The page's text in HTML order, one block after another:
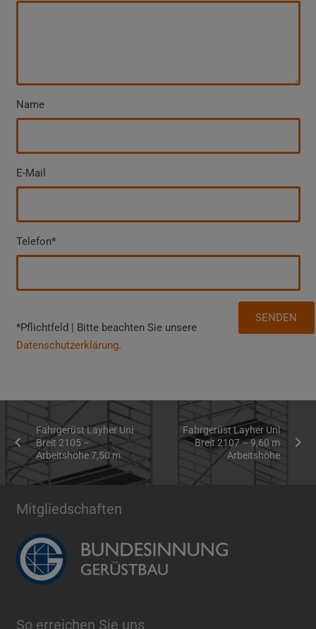
Name
E-Mail
Telefon*
*Pflichtfeld | Bitte beachten Sie unsere
Datenschutzerklärung.
Fahrgerüst Layher Uni
Breit 2105 –
Arbeitshöhe 7,50 m
Fahrgerüst Layher Uni
Breit 2107 – 9,60 m
Arbeitshöhe
Mitgliedschaften
So erreichen Sie uns